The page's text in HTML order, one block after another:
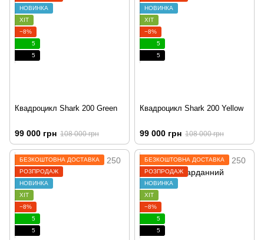
НОВИНКА
ХІТ
−8%
5
5
Квадроцикл Shark 200 Green
99 000 грн 108 000 грн
НОВИНКА
ХІТ
−8%
5
5
Квадроцикл Shark 200 Yellow
99 000 грн 108 000 грн
БЕЗКОШТОВНА ДОСТАВКА
РОЗПРОДАЖ
НОВИНКА
ХІТ
−8%
5
5
БЕЗКОШТОВНА ДОСТАВКА
РОЗПРОДАЖ
НОВИНКА
ХІТ
−8%
5
5